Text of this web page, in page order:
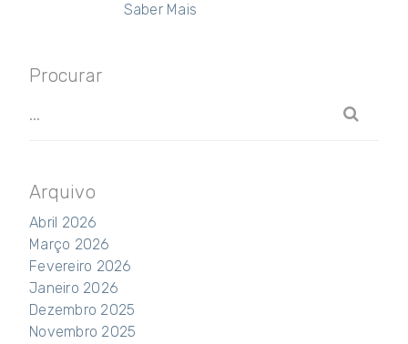
Saber Mais
Procurar
Arquivo
Abril 2026
Março 2026
Fevereiro 2026
Janeiro 2026
Dezembro 2025
Novembro 2025